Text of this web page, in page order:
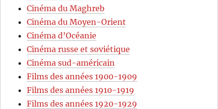
Cinéma du Maghreb
Cinéma du Moyen-Orient
Cinéma d’Océanie
Cinéma russe et soviétique
Cinéma sud-américain
Films des années 1900-1909
Films des années 1910-1919
Films des années 1920-1929